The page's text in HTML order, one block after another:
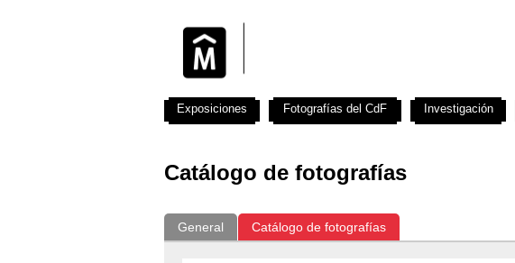
Catálogo de fotografías
General Catálogo de fotografías
Exposiciones Fotografías del CdF Investigación